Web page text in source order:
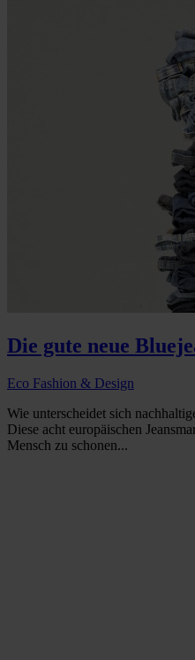
Die gute neue
Eco Fashion & Design
Wie unterscheidet sich
Diese acht europäischen
Mensch zu schonen...